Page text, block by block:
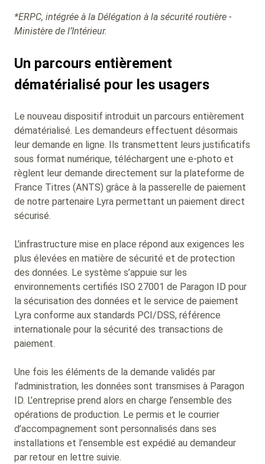
*ERPC, intégrée à la Délégation à la sécurité routière -
Ministère de l’Intérieur.
Un parcours entièrement
dématérialisé pour les usagers
Le nouveau dispositif introduit un parcours entièrement
dématérialisé. Les demandeurs effectuent désormais
leur demande en ligne. Ils transmettent leurs justificatifs
sous format numérique, téléchargent une e-photo et
règlent leur demande directement sur la plateforme de
France Titres (ANTS) grâce à la passerelle de paiement
de notre partenaire Lyra permettant un paiement direct
sécurisé.
L’infrastructure mise en place répond aux exigences les
plus élevées en matière de sécurité et de protection
des données. Le système s’appuie sur les
environnements certifiés ISO 27001 de Paragon ID pour
la sécurisation des données et le service de paiement
Lyra conforme aux standards PCI/DSS, référence
internationale pour la sécurité des transactions de
paiement.
Une fois les éléments de la demande validés par
l’administration, les données sont transmises à Paragon
ID. L’entreprise prend alors en charge l’ensemble des
opérations de production. Le permis et le courrier
d’accompagnement sont personnalisés dans ses
installations et l’ensemble est expédié au demandeur
par retour en lettre suivie.